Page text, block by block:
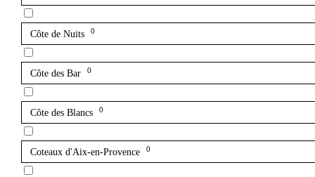
Côte de Nuits 0
Côte des Bar 0
Côte des Blancs 0
Coteaux d'Aix-en-Provence 0